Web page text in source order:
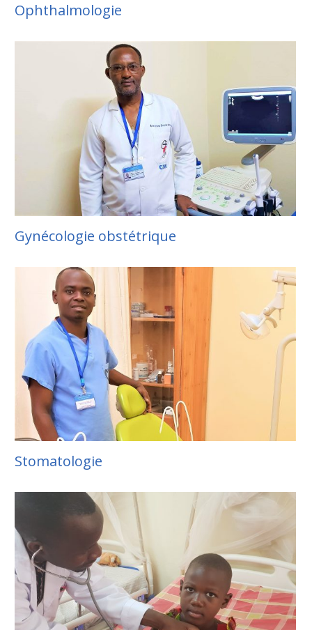
Ophthalmologie
Gynécologie obstétrique
Stomatologie